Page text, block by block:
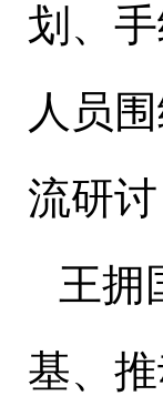
划、
人员
流研
王拥
基、